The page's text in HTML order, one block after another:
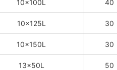
10×100L 40
10×125L 30
10×150L 30
13×50L 50